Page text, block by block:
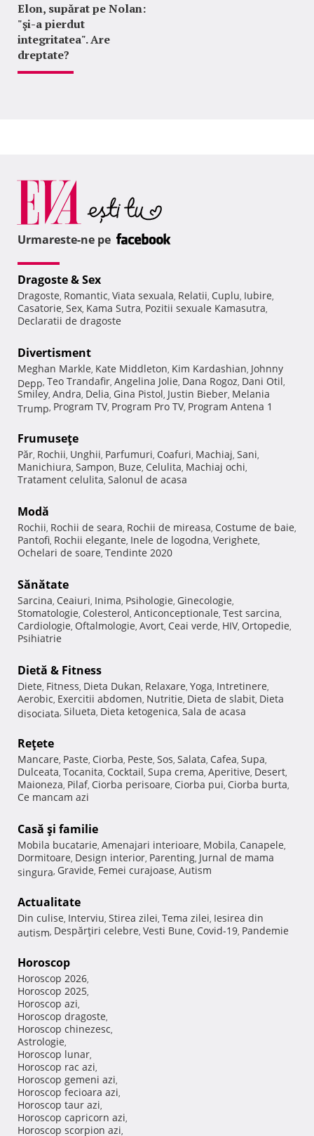
Elon, supărat pe Nolan:
"şi-a pierdut
integritatea". Are
dreptate?
Urmareste-ne pe
Dragoste & Sex
Dragoste, Romantic, Viata sexuala, Relatii, Cuplu, Iubire,
Casatorie, Sex, Kama Sutra, Pozitii sexuale Kamasutra,
Declaratii de dragoste
Divertisment
Meghan Markle, Kate Middleton, Kim Kardashian, Johnny
Depp, Teo Trandafir, Angelina Jolie, Dana Rogoz, Dani Otil,
Smiley, Andra, Delia, Gina Pistol, Justin Bieber, Melania
Trump, Program TV, Program Pro TV, Program Antena 1
Frumuseţe
Păr, Rochii, Unghii, Parfumuri, Coafuri, Machiaj, Sani,
Manichiura, Sampon, Buze, Celulita, Machiaj ochi,
Tratament celulita, Salonul de acasa
Modă
Rochii, Rochii de seara, Rochii de mireasa, Costume de baie,
Pantofi, Rochii elegante, Inele de logodna, Verighete,
Ochelari de soare, Tendinte 2020
Sănătate
Sarcina, Ceaiuri, Inima, Psihologie, Ginecologie,
Stomatologie, Colesterol, Anticonceptionale, Test sarcina,
Cardiologie, Oftalmologie, Avort, Ceai verde, HIV, Ortopedie,
Psihiatrie
Dietă & Fitness
Diete, Fitness, Dieta Dukan, Relaxare, Yoga, Intretinere,
Aerobic, Exercitii abdomen, Nutritie, Dieta de slabit, Dieta
disociata, Silueta, Dieta ketogenica, Sala de acasa
Reţete
Mancare, Paste, Ciorba, Peste, Sos, Salata, Cafea, Supa,
Dulceata, Tocanita, Cocktail, Supa crema, Aperitive, Desert,
Maioneza, Pilaf, Ciorba perisoare, Ciorba pui, Ciorba burta,
Ce mancam azi
Casă şi familie
Mobila bucatarie, Amenajari interioare, Mobila, Canapele,
Dormitoare, Design interior, Parenting, Jurnal de mama
singura, Gravide, Femei curajoase, Autism
Actualitate
Din culise, Interviu, Stirea zilei, Tema zilei, Iesirea din
autism, Despărţiri celebre, Vesti Bune, Covid-19, Pandemie
Horoscop
Horoscop 2026,
Horoscop 2025,
Horoscop azi,
Horoscop dragoste,
Horoscop chinezesc,
Astrologie,
Horoscop lunar,
Horoscop rac azi,
Horoscop gemeni azi,
Horoscop fecioara azi,
Horoscop taur azi,
Horoscop capricorn azi,
Horoscop scorpion azi,